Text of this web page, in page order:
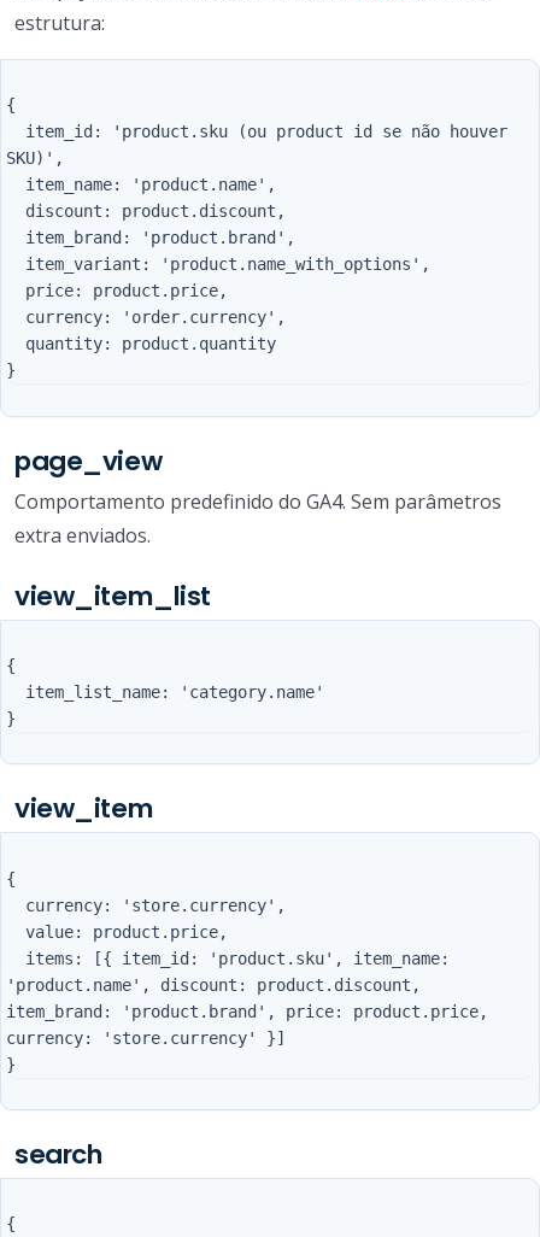
estrutura:
{
SKU)',
page_view
Comportamento predefinido do GA4. Sem parâmetros
extra enviados.
view_item_list
{
view_item
{
'product.name', discount: product.discount,
item_brand: 'product.brand', price: product.price,
currency: 'store.currency' }]
search
{